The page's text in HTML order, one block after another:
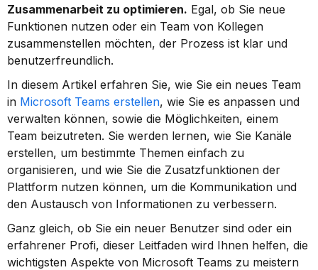
Zusammenarbeit zu optimieren. Egal, ob Sie neue
Funktionen nutzen oder ein Team von Kollegen
zusammenstellen möchten, der Prozess ist klar und
benutzerfreundlich.
In diesem Artikel erfahren Sie, wie Sie ein neues Team
in Microsoft Teams erstellen, wie Sie es anpassen und
verwalten können, sowie die Möglichkeiten, einem
Team beizutreten. Sie werden lernen, wie Sie Kanäle
erstellen, um bestimmte Themen einfach zu
organisieren, und wie Sie die Zusatzfunktionen der
Plattform nutzen können, um die Kommunikation und
den Austausch von Informationen zu verbessern.
Ganz gleich, ob Sie ein neuer Benutzer sind oder ein
erfahrener Profi, dieser Leitfaden wird Ihnen helfen, die
wichtigsten Aspekte von Microsoft Teams zu meistern